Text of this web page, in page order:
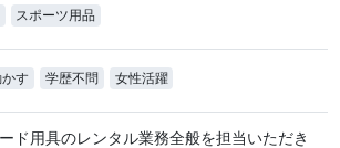
スポーツ用品
す 学歴不問 女性活躍
ド用具のレンタル業務全般を担当いただき